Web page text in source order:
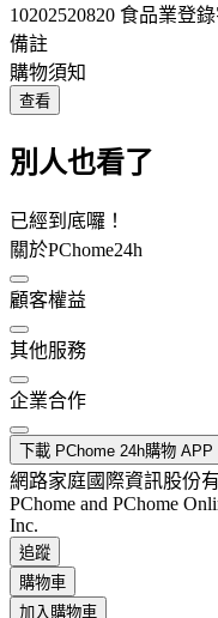
10202520820 食品業登
備註
購物須知
查看
別人也看了
已經到底囉！
關於PChome24h
顧客權益
其他服務
企業合作
下載 PChome 24h購物 APP
網路家庭國際資訊股份
PChome and PChome
Inc.
追蹤
購物車
加入購物車